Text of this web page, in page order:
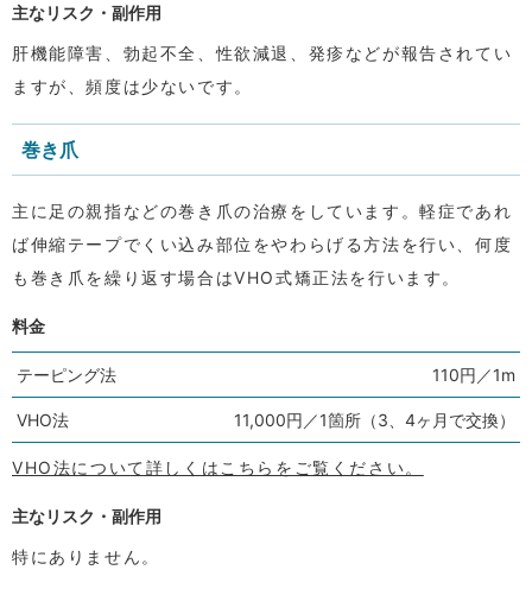
主なリスク・副作用
肝機能障害、勃起不全、性欲減退、発疹などが報告されてい
ますが、頻度は少ないです。
巻き爪
主に足の親指などの巻き爪の治療をしています。軽症であれ
ば伸縮テープでくい込み部位をやわらげる方法を行い、何度
も巻き爪を繰り返す場合はVHO式矯正法を行います。
料金
テーピング法 110円／1m
VHO法 11,000円／1箇所（3、4ヶ月で交換）
VHO法について詳しくはこちらをご覧ください。
主なリスク・副作用
特にありません。